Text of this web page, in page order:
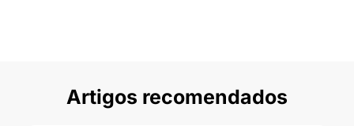
Artigos recomendados